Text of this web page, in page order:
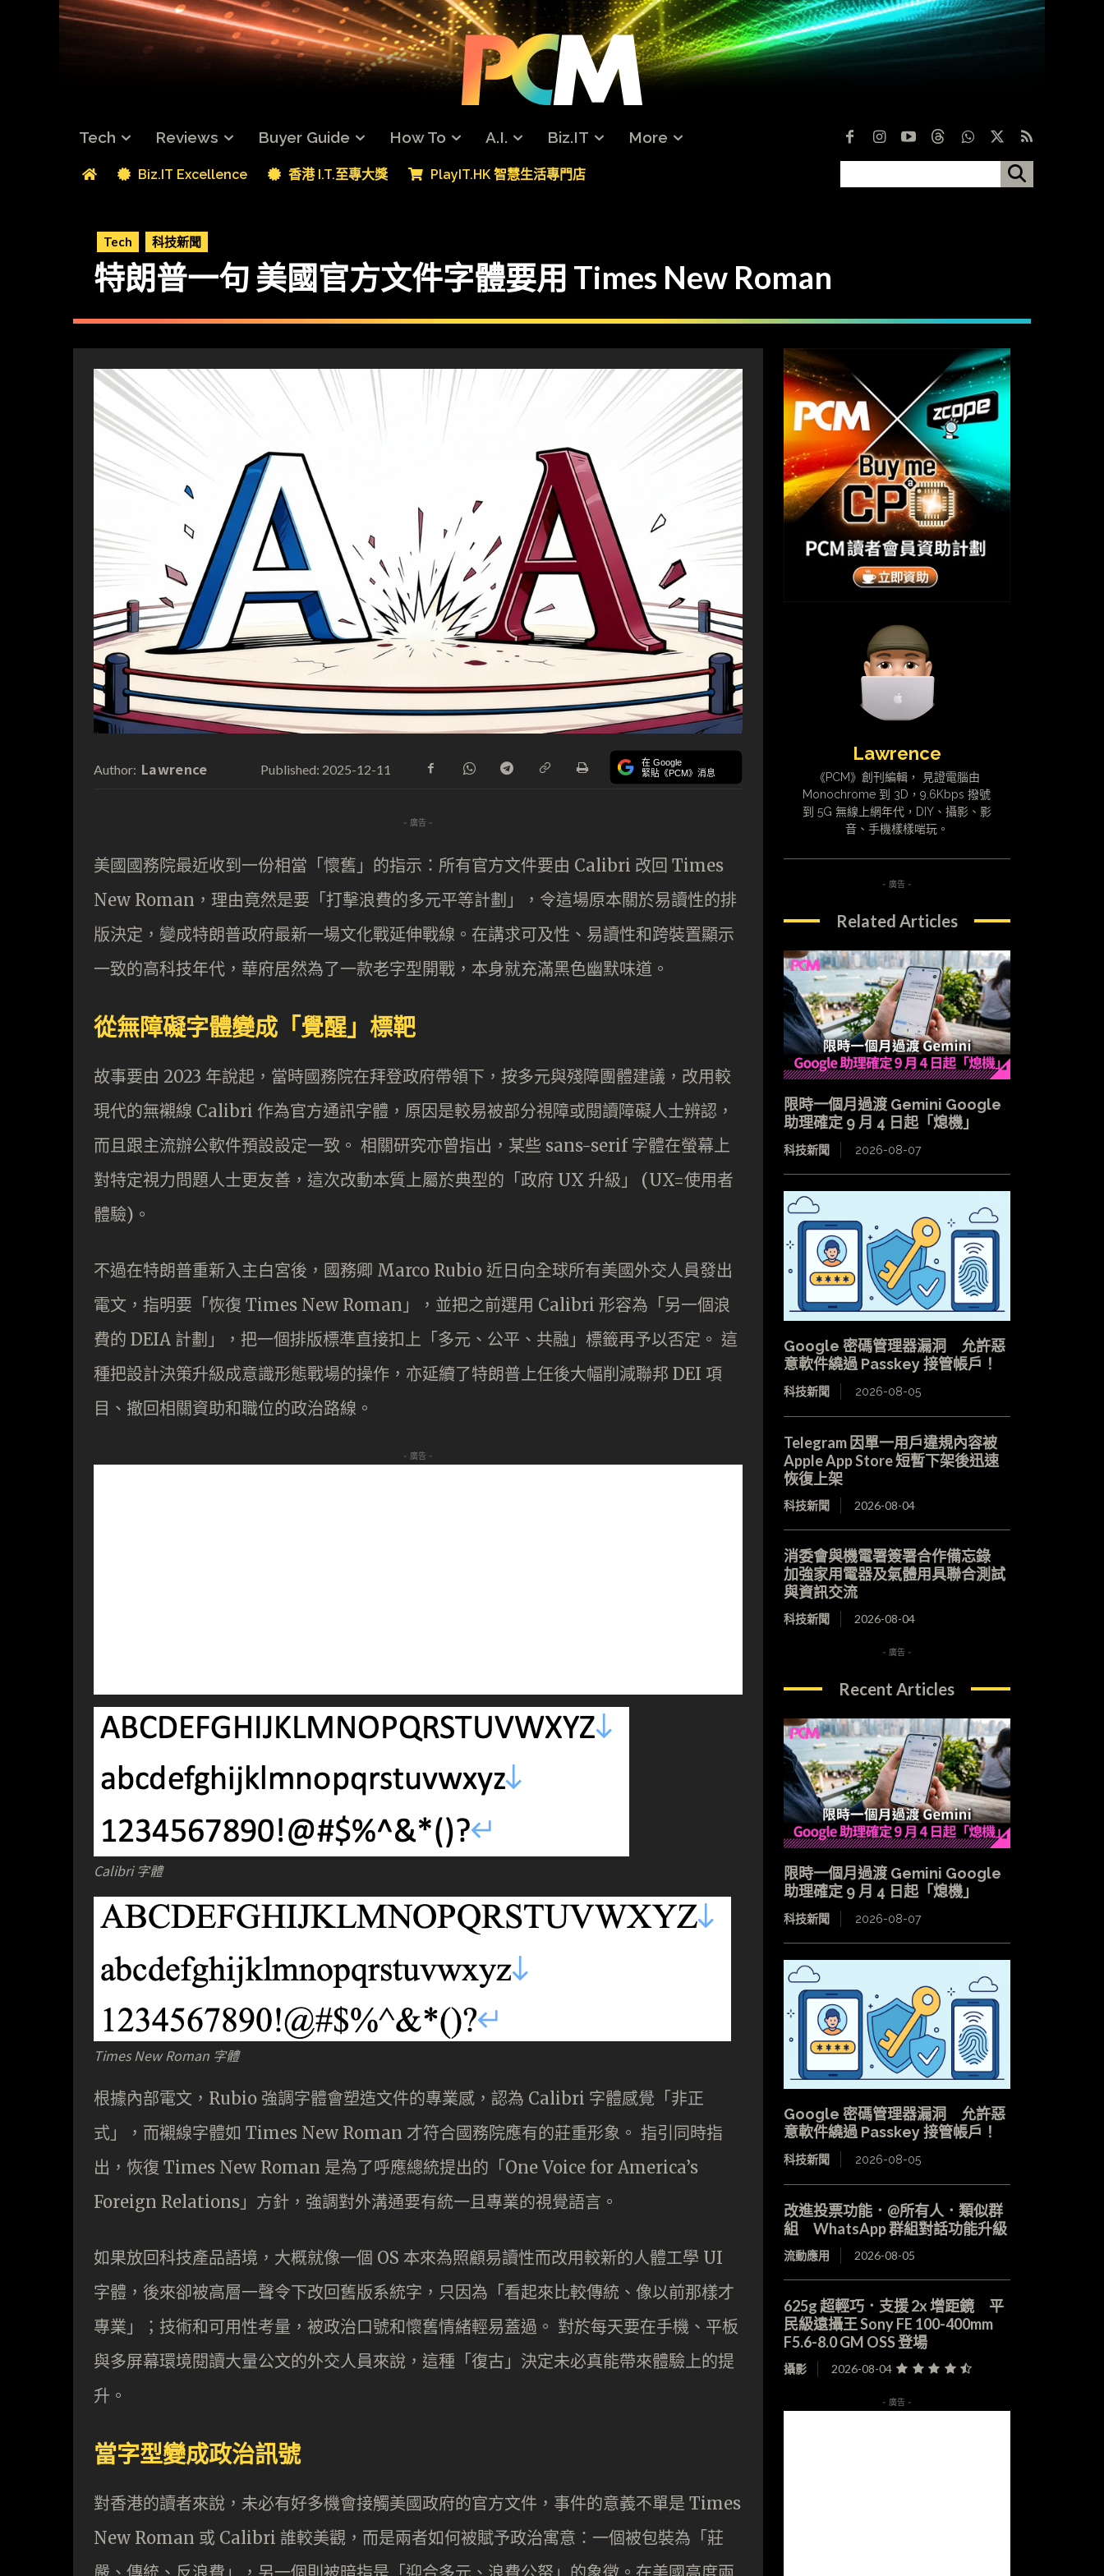
Tech Reviews Buyer Guide How To A.I. Biz.IT More
Biz.IT Excellence 香港 I.T.至專大獎 PlayIT.HK 智慧生活專門店
Tech 科技新聞
特朗普一句 美國官方文件字體要用 Times New Roman
Author: Lawrence Published: 2025-12-11 在 Google
緊貼《PCM》消息
- 廣告 -
美國國務院最近收到一份相當「懷舊」的指示：所有官方文件要由 Calibri 改回 Times
New Roman，理由竟然是要「打擊浪費的多元平等計劃」，令這場原本關於易讀性的排
版決定，變成特朗普政府最新一場文化戰延伸戰線。在講求可及性、易讀性和跨裝置顯示
一致的高科技年代，華府居然為了一款老字型開戰，本身就充滿黑色幽默味道。
從無障礙字體變成「覺醒」標靶
故事要由 2023 年說起，當時國務院在拜登政府帶領下，按多元與殘障團體建議，改用較
現代的無襯線 Calibri 作為官方通訊字體，原因是較易被部分視障或閱讀障礙人士辨認，
而且跟主流辦公軟件預設設定一致。 相關研究亦曾指出，某些 sans-serif 字體在螢幕上
對特定視力問題人士更友善，這次改動本質上屬於典型的「政府 UX 升級」 (UX=使用者
體驗)。
不過在特朗普重新入主白宮後，國務卿 Marco Rubio 近日向全球所有美國外交人員發出
電文，指明要「恢復 Times New Roman」，並把之前選用 Calibri 形容為「另一個浪
費的 DEIA 計劃」，把一個排版標準直接扣上「多元、公平、共融」標籤再予以否定。 這
種把設計決策升級成意識形態戰場的操作，亦延續了特朗普上任後大幅削減聯邦 DEI 項
目、撤回相關資助和職位的政治路線。
- 廣告 -
Calibri 字體
Times New Roman 字體
根據內部電文，Rubio 強調字體會塑造文件的專業感，認為 Calibri 字體感覺「非正
式」，而襯線字體如 Times New Roman 才符合國務院應有的莊重形象。 指引同時指
出，恢復 Times New Roman 是為了呼應總統提出的「One Voice for America’s
Foreign Relations」方針，強調對外溝通要有統一且專業的視覺語言。
如果放回科技產品語境，大概就像一個 OS 本來為照顧易讀性而改用較新的人體工學 UI
字體，後來卻被高層一聲令下改回舊版系統字，只因為「看起來比較傳統、像以前那樣才
專業」；技術和可用性考量，被政治口號和懷舊情緒輕易蓋過。 對於每天要在手機、平板
與多屏幕環境閱讀大量公文的外交人員來說，這種「復古」決定未必真能帶來體驗上的提
升。
當字型變成政治訊號
對香港的讀者來說，未必有好多機會接觸美國政府的官方文件，事件的意義不單是 Times
New Roman 或 Calibri 誰較美觀，而是兩者如何被賦予政治寓意：一個被包裝為「莊
Lawrence
《PCM》創刊編輯， 見證電腦由
Monochrome 到 3D，9.6Kbps 撥號
到 5G 無線上網年代，DIY、攝影、影
音、手機樣樣啱玩。
- 廣告 -
Related Articles
限時一個月過渡 Gemini Google
助理確定 9 月 4 日起「熄機」
科技新聞 2026-08-07
Google 密碼管理器漏洞 允許惡
意軟件繞過 Passkey 接管帳戶！
科技新聞 2026-08-05
Telegram 因單一用戶違規內容被
Apple App Store 短暫下架後迅速
恢復上架
科技新聞 2026-08-04
消委會與機電署簽署合作備忘錄
加強家用電器及氣體用具聯合測試
與資訊交流
科技新聞 2026-08-04
- 廣告 -
Recent Articles
限時一個月過渡 Gemini Google
助理確定 9 月 4 日起「熄機」
科技新聞 2026-08-07
Google 密碼管理器漏洞 允許惡
意軟件繞過 Passkey 接管帳戶！
科技新聞 2026-08-05
改進投票功能．@所有人．類似群
組 WhatsApp 群組對話功能升級
流動應用 2026-08-05
625g 超輕巧．支援 2x 增距鏡 平
民級遠攝王 Sony FE 100-400mm
F5.6-8.0 GM OSS 登場
攝影 2026-08-04
- 廣告 -